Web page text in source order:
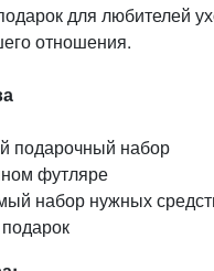
для любителей
отношения.
подарочный набор
футляре
набор нужных